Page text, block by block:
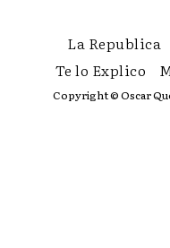
La Republica
Te lo Explico
Copyright © Oscar